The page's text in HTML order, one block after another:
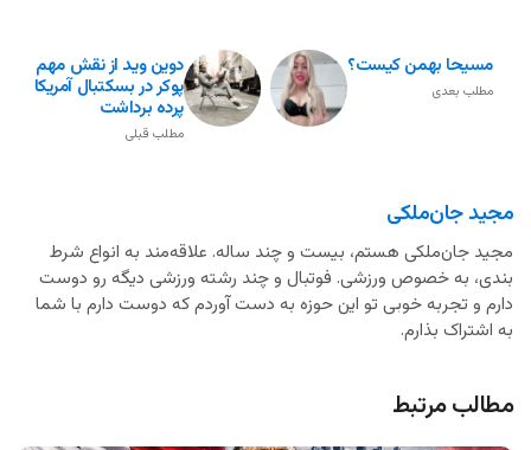
دوین وید از نقش مهم
پوکر در بسکتبال آمریکا
پرده برداشت
مطلب قبلی
مسیحا بهمن کیست؟
مطلب بعدی
مجید جان‌ملکی
مجید جان‌ملکی هستم، بیست و چند ساله. علاقه‌مند به انواع شرط
بندی، به خصوص ورزشی. فوتبال و چند رشته ورزشی دیگه رو دوست
دارم و تجربه خوبی تو این حوزه به دست آوردم که دوست دارم با شما
به اشتراک بذارم.
مطالب مرتبط